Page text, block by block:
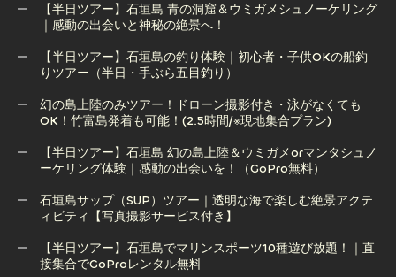
【半日ツアー】石垣島 幻の島上陸＋サンゴ礁シュノーケリン
グツアー（GoPro無料）
【半日ツアー】石垣島 青の洞窟＆ウミガメシュノーケリング
｜感動の出会いと神秘の絶景へ！
【半日ツアー】石垣島 青の洞窟＆ウミガメシュノーケリング
【半日ツアー】石垣島の釣り体験｜初心者・子供OKの船釣
りツアー（半日・手ぶら五目釣り）
【半日ツアー】石垣島の釣り体験｜初心者・子供OKの船釣
幻の島上陸のみツアー！ドローン撮影付き・泳がなくても
OK！竹富島発着も可能！(2.5時間/※現地集合プラン)
幻の島上陸のみツアー！ドローン撮影付き・泳がなくても
【半日ツアー】石垣島 幻の島上陸＆ウミガメorマンタシュノ
ーケリング体験｜感動の出会いを！（GoPro無料）
【半日ツアー】石垣島 幻の島上陸＆ウミガメorマンタシュノ
石垣島サップ（SUP）ツアー｜透明な海で楽しむ絶景アクテ
ィビティ【写真撮影サービス付き】
石垣島サップ（SUP）ツアー｜透明な海で楽しむ絶景アクテ
【半日ツアー】石垣島でマリンスポーツ10種遊び放題！｜直
接集合でGoProレンタル無料